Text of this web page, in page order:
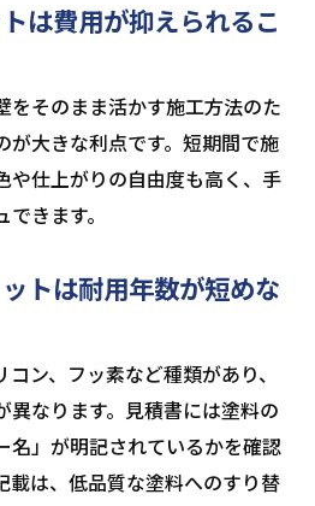
は費用が抑えられるこ
をそのまま活かす施工方法のた
が大きな利点です。短期間で施
や仕上がりの自由度も高く、手
きます。
トは耐用年数が短めな
ン、フッ素など種類があり、
異なります。見積書には塗料の
名」が明記されているかを確認
載は、低品質な塗料へのすり替